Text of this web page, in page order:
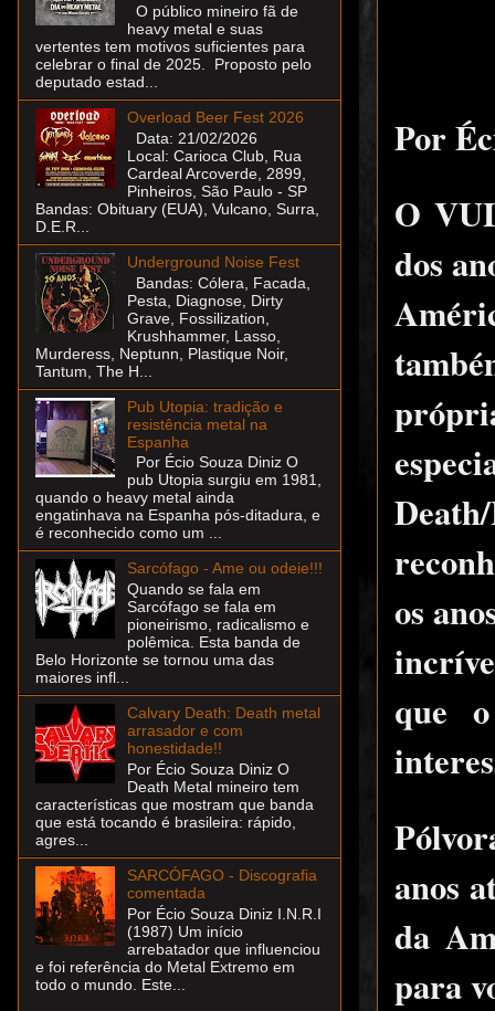
Por
O
dos
os
que
anos
da
para
O público mineiro fã de
heavy metal e suas
vertentes tem motivos suficientes para
celebrar o final de 2025. Proposto pelo
deputado estad...
Overload Beer Fest 2026
Data: 21/02/2026
Local: Carioca Club, Rua
Cardeal Arcoverde, 2899,
Pinheiros, São Paulo - SP
Bandas: Obituary (EUA), Vulcano, Surra,
D.E.R...
Underground Noise Fest
Bandas: Cólera, Facada,
Pesta, Diagnose, Dirty
Grave, Fossilization,
Krushhammer, Lasso,
Murderess, Neptunn, Plastique Noir,
Tantum, The H...
Pub Utopia: tradição e
resistência metal na
Espanha
Por Écio Souza Diniz O
pub Utopia surgiu em 1981,
quando o heavy metal ainda
engatinhava na Espanha pós-ditadura, e
é reconhecido como um ...
Sarcófago - Ame ou odeie!!!
Quando se fala em
Sarcófago se fala em
pioneirismo, radicalismo e
polêmica. Esta banda de
Belo Horizonte se tornou uma das
maiores infl...
Calvary Death: Death metal
arrasador e com
honestidade!!
Por Écio Souza Diniz O
Death Metal mineiro tem
características que mostram que banda
que está tocando é brasileira: rápido,
agres...
SARCÓFAGO - Discografia
comentada
Por Écio Souza Diniz I.N.R.I
(1987) Um início
arrebatador que influenciou
e foi referência do Metal Extremo em
todo o mundo. Este...